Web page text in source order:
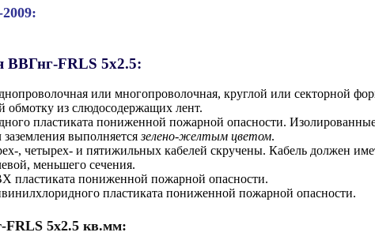
ВВГнг-FRLS 5х2.5:
или многопроволочная, круглой или секторной
обмотку из слюдосодержащих лент.
пластиката пониженной пожарной опасности.
выполняетсязелено-желтым цветом.
, четырех- и пятижильных кабелей скручены. Кабель должен
меньшего сечения.
пластиката пониженной пожарной опасности.
пластиката пониженной пожарной опасности.
FRLS 5х2.5 кв.мм: